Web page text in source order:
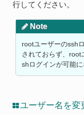
行してください。
Note
rootユーザーのssh
されておらず、root
shログインが可能に
ユーザー名を変